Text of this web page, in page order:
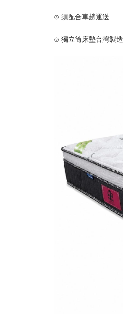
⊙ 須配合車趟運送
⊙ 獨立筒床墊台灣製造